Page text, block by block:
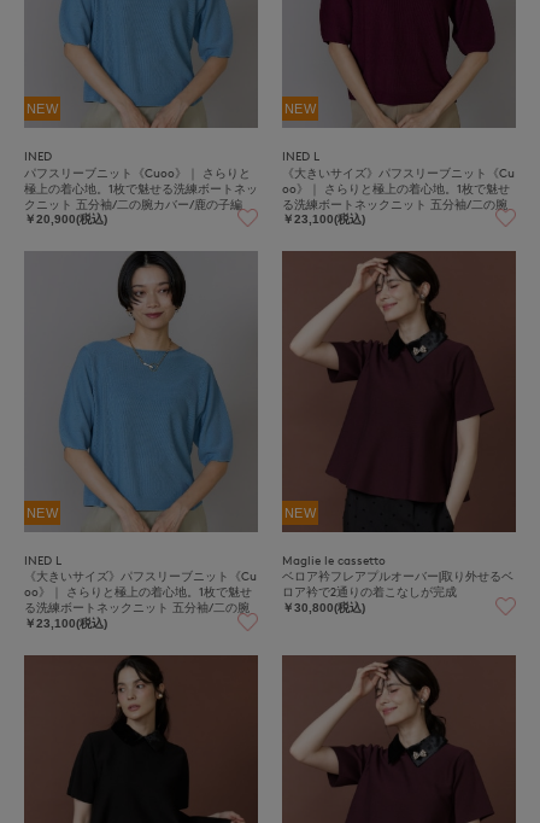
NEW
INED
パフスリーブニット《Cuoo》｜ さらりと
極上の着心地。1枚で魅せる洗練ボートネッ
クニット 五分袖/二の腕カバー/鹿の子編
み/ホールガーメント/快適素材
￥20,900(税込)
NEW
INED L
《大きいサイズ》パフスリーブニット《Cu
oo》｜ さらりと極上の着心地。1枚で魅せ
る洗練ボートネックニット 五分袖/二の腕
カバー/鹿の子編み/ホールガーメント/快適
￥23,100(税込)
NEW
INED L
《大きいサイズ》パフスリーブニット《Cu
oo》｜ さらりと極上の着心地。1枚で魅せ
る洗練ボートネックニット 五分袖/二の腕
カバー/鹿の子編み/ホールガーメント/快適
￥23,100(税込)
NEW
Maglie le cassetto
ベロア衿フレアプルオーバー|取り外せるベ
ロア衿で2通りの着こなしが完成
￥30,800(税込)